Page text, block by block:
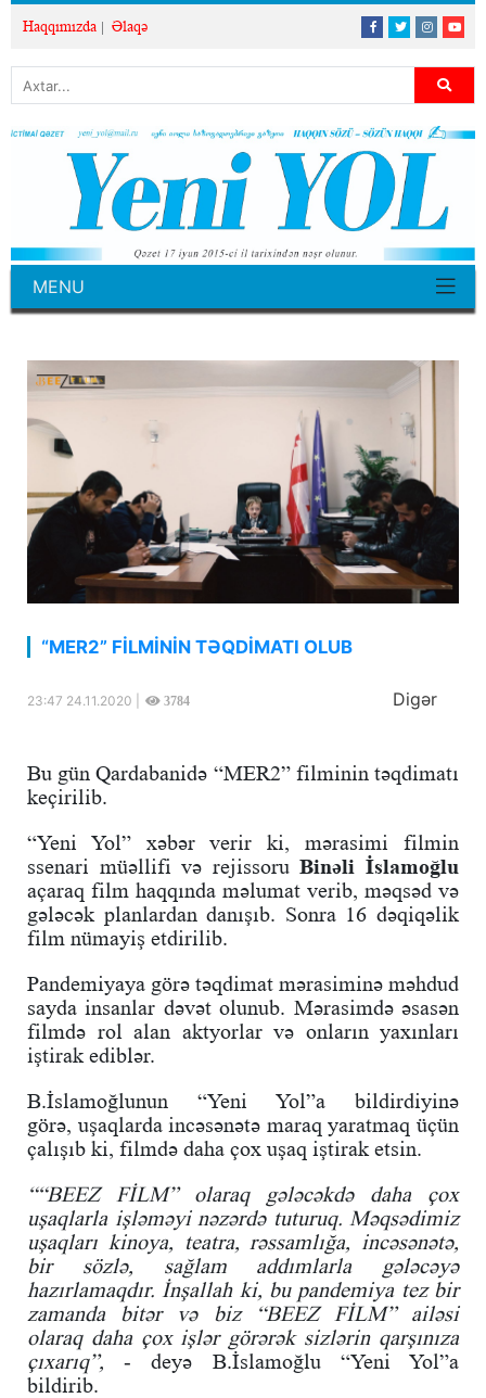
Haqqımızda Əlaqə
MENU
“MER2” FİLMİNİN TƏQDİMATI OLUB
23:47 24.11.2020 | 3784 Digər
Bu gün Qardabanidə “MER2” filminin təqdimatı
keçirilib.
“Yeni Yol” xəbər verir ki, mərasimi filmin
ssenari müəllifi və rejissoruBinəli İslamoğlu
açaraq film haqqında məlumat verib, məqsəd və
gələcək planlardan danışıb. Sonra 16 dəqiqəlik
film nümayiş etdirilib.
Pandemiyaya görə təqdimat mərasiminə məhdud
sayda insanlar dəvət olunub. Mərasimdə əsasən
filmdə rol alan aktyorlar və onların yaxınları
iştirak ediblər.
B.İslamoğlunun “Yeni Yol”a bildirdiyinə
görə, uşaqlarda incəsənətə maraq yaratmaq üçün
çalışıb ki, filmdə daha çox uşaq iştirak etsin.
““BEEZ FİLM” olaraq gələcəkdə daha çox
uşaqlarla işləməyi nəzərdə tuturuq. Məqsədimiz
uşaqları kinoya, teatra, rəssamlığa, incəsənətə,
bir sözlə, sağlam addımlarla gələcəyə
hazırlamaqdır. İnşallah ki, bu pandemiya tez bir
zamanda bitər və biz “BEEZ FİLM” ailəsi
olaraq daha çox işlər görərək sizlərin qarşınıza
çıxarıq”, - deyə B.İslamoğlu “Yeni Yol”a
bildirib.